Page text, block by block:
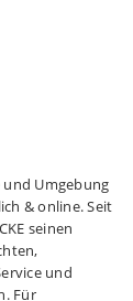
Umgebung
& online. Seit
seinen
und
Für